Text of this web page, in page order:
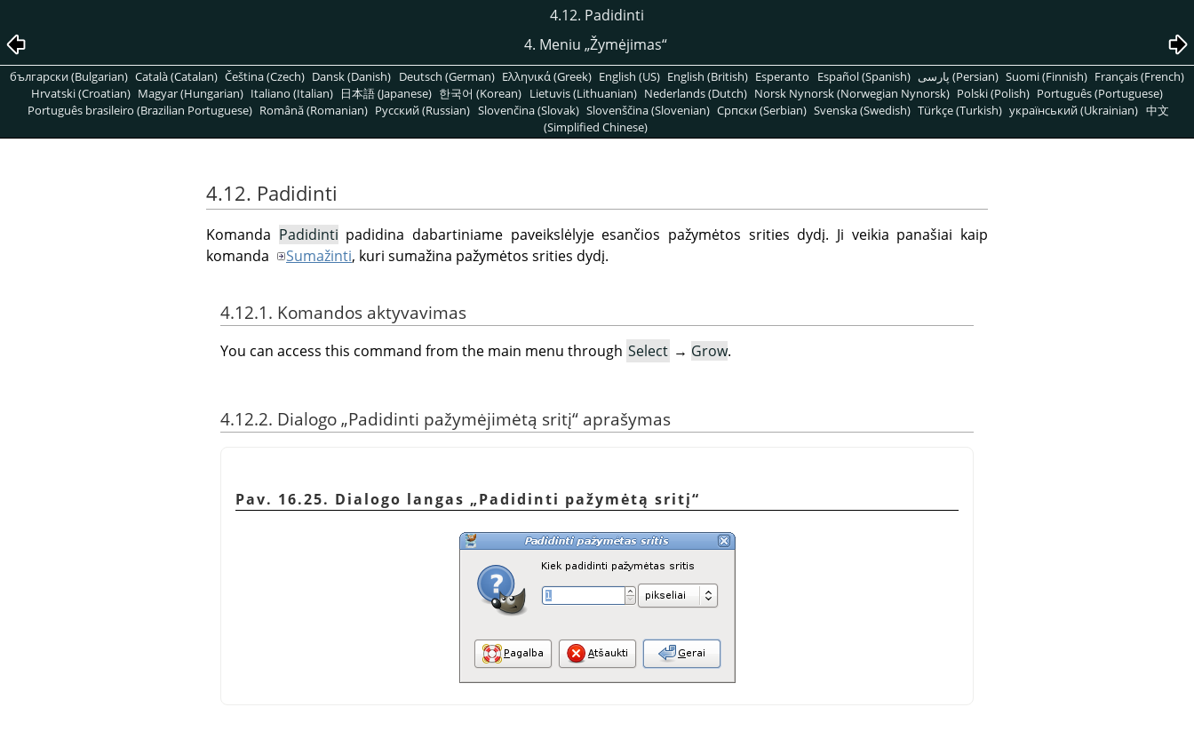
4.12. Padidinti
4. Meniu „Žymėjimas“
български (Bulgarian) Català (Catalan) Čeština (Czech) Dansk (Danish) Deutsch (German) Ελληνικά (Greek) English (US) English (British) Esperanto Español (Spanish) پارسی (Persian) Suomi (Finnish) Français (French)
Hrvatski (Croatian) Magyar (Hungarian) Italiano (Italian) 日本語 (Japanese) 한국어 (Korean) Lietuvis (Lithuanian) Nederlands (Dutch) Norsk Nynorsk (Norwegian Nynorsk) Polski (Polish) Português (Portuguese)
Português brasileiro (Brazilian Portuguese) Română (Romanian) Pусский (Russian) Slovenčina (Slovak) Slovenščina (Slovenian) Српски (Serbian) Svenska (Swedish) Türkçe (Turkish) український (Ukrainian) 中文
(Simplified Chinese)
4.12. Padidinti
Komanda Padidinti padidina dabartiniame paveikslėlyje esančios pažymėtos srities dydį. Ji veikia panašiai kaip
komanda
Sumažinti, kuri sumažina pažymėtos srities dydį.
4.12.1. Komandos aktyvavimas
You can access this command from the main menu through Select → Grow.
4.12.2. Dialogo„Padidinti pažymėjimėtą sritį“ aprašymas
Pav. 16.25. Dialogo langas „Padidinti pažymėtą sritį“